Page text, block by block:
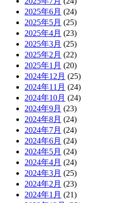
2025年6月 (24)
2025年5月 (25)
2025年4月 (23)
2025年3月 (25)
2025年2月 (22)
2025年1月 (20)
2024年12月 (25)
2024年11月 (24)
2024年10月 (24)
2024年9月 (23)
2024年8月 (24)
2024年7月 (24)
2024年6月 (24)
2024年5月 (24)
2024年4月 (24)
2024年3月 (25)
2024年2月 (23)
2024年1月 (21)